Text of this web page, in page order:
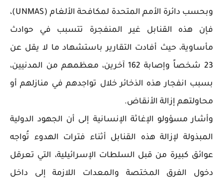
وبحسب دائرة الأمم المتحدة لمكافحة الألغام (UNMAS)،
فإن هذه القنابل غير المنفجرة تتسبب في حوادث
مأساوية، حيث أفادت التقارير باستشهاد ما لا يقل عن
23 شخصاً وإصابة 162 آخرين، معظمهم من المدنيين،
بسبب انفجار هذه الذخائر خلال تواجدهم في منازلهم أو
محاولتهم إزالة الأنقاض.
وأشار مسؤولو الإغاثة الإنسانية إلى أن الجهود الدولية
المبذولة لإزالة هذه القنابل أثناء فترات الهدوء تُواجه
عوائق كبيرة من قبل السلطات الإسرائيلية، التي تعرقل
دخول الفرق المختصة والمعدات اللازمة إلى داخل